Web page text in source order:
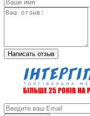
Написать отзыв